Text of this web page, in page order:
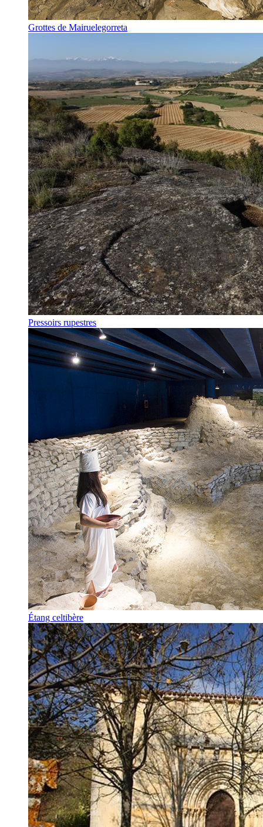
Grottes de Mairuelegorreta
Pressoirs rupestres
Étang celtibère